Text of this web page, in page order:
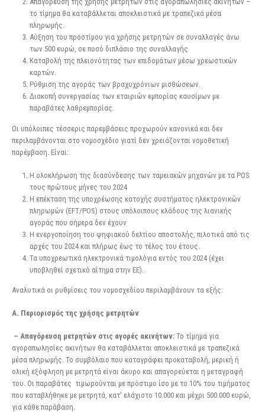
το τίμημα θα καταβάλλεται αποκλειστικά με τραπεζικά μέσα
πληρωμής.
Αύξηση του προστίμου για χρήσης μετρητών σε συναλλαγές άνω
των 500 ευρώ, σε ποσό διπλάσιο της συναλλαγής
Καταβολή της πλειονότητας των επιδομάτων μέσω χρεωστικών
καρτών.
Ρύθμιση της αγοράς των βραχυχρόνιων μισθώσεων.
Διακοπή συνεργασίας των εταιριών εμπορίας καυσίμων με
παραβάτες λαθρεμπορίας.
Οι υπόλοιπες τέσσερις παρεμβάσεις προχωρούν κανονικά και δεν
περιλαμβάνονται στο νομοσχέδιο γιατί δεν χρειάζονται νομοθετική
παρέμβαση. Είναι:
Η ολοκλήρωση της διασύνδεσης των ταμειακών μηχανών με τα POS
τους πρώτους μήνες του 2024
Η επέκταση της υποχρέωσης κατοχής συστήματος ηλεκτρονικών
πληρωμών (EFT/POS) στους υπόλοιπους κλάδους της λιανικής
αγοράς που σήμερα δεν έχουν
Η ενεργοποίηση του ψηφιακού δελτίου αποστολής, πιλοτικά από τις
αρχές του 2024 και πλήρως έως το τέλος του έτους.
Τα υποχρεωτικά ηλεκτρονικά τιμολόγια εντός του 2024 (έχει
υποβληθεί σχετικό αίτημα στην ΕΕ).
Αναλυτικά οι ρυθμίσεις του νομοσχεδίου περιλαμβάνουν τα εξής:
Α. Περιορισμός της χρήσης μετρητών
– Απαγόρευση μετρητών στις αγορές ακινήτων: Το τίμημα για
αγοραπωλησίες ακινήτων θα καταβάλλεται αποκλειστικά με τραπεζικά
μέσα πληρωμής. Το συμβόλαιο που καταγράφει προκαταβολή, μερική ή
ολική εξόφληση με μετρητά είναι άκυρο και απαγορεύεται η μεταγραφή
του. Οι παραβάτες τιμωρούνται με πρόστιμο ίσο με το 10% του τιμήματος
που καταβλήθηκε με μετρητά, κατ’ ελάχιστο 10.000 και μέχρι 500.000 ευρώ,
για κάθε παράβαση.